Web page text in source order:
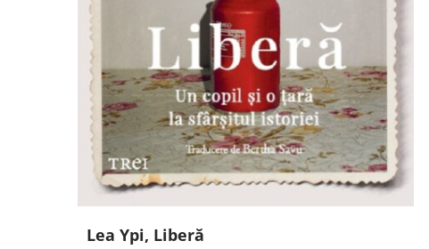
Lea Ypi, Liberă